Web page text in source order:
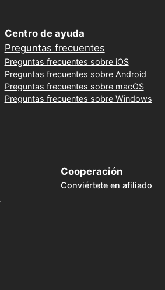
Centro de ayuda
Preguntas frecuentes
Preguntas frecuentes sobre iOS
Preguntas frecuentes sobre Android
Preguntas frecuentes sobre macOS
Preguntas frecuentes sobre Windows
Cooperación
Conviértete en afiliado